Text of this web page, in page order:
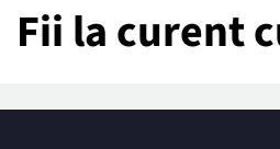
Fii la curent